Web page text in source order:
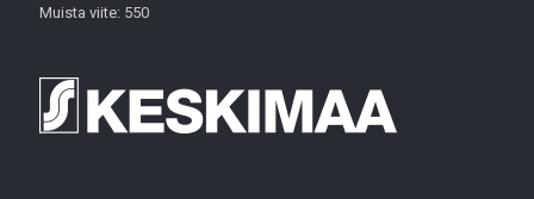
Muista viite: 550